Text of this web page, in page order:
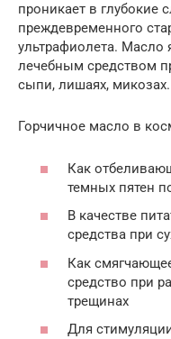
проникает в глубокие
преждевременного
ультрафиолета.
лечебным средством
сыпи, лишаях, микозах.
Горчичное масло в
Как
темных пятен
В качестве
средства при
Как
средство при
трещинах
Для